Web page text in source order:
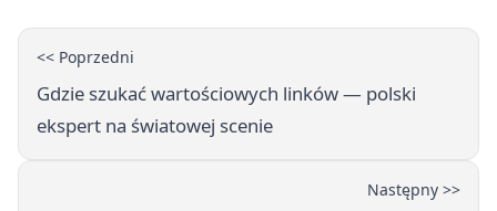
<< Poprzedni
Gdzie szukać wartościowych linków — polski
ekspert na światowej scenie
Następny >>